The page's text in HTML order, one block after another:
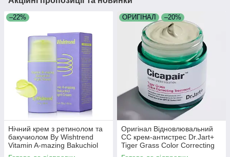
–22%
Нічний крем з ретинолом та
бакучиолом By Wishtrend
Vitamin A-mazing Bakuchiol
Night Cream 30 мл
ОРИГІНАЛ –20%
Оригінал Відновлювальний
СС крем-антистрес Dr.Jart+
Tiger Grass Color Correcting
Treatment SPF20 50 мл